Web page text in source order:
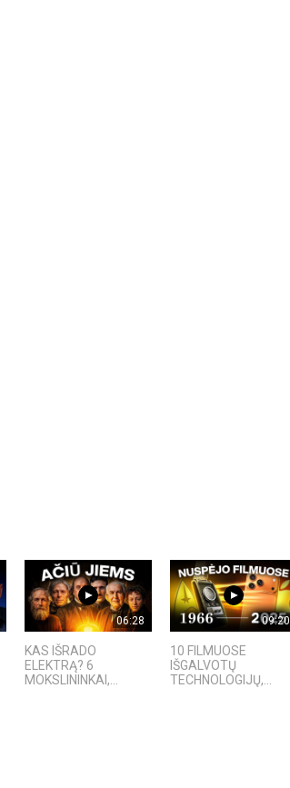
06:28
KAS IŠRADO
ELEKTRĄ? 6
MOKSLININKAI,...
09:20
10 FILMUOSE
IŠGALVOTŲ
TECHNOLOGIJŲ,...